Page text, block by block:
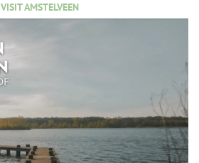
VISIT AMSTELVEEN